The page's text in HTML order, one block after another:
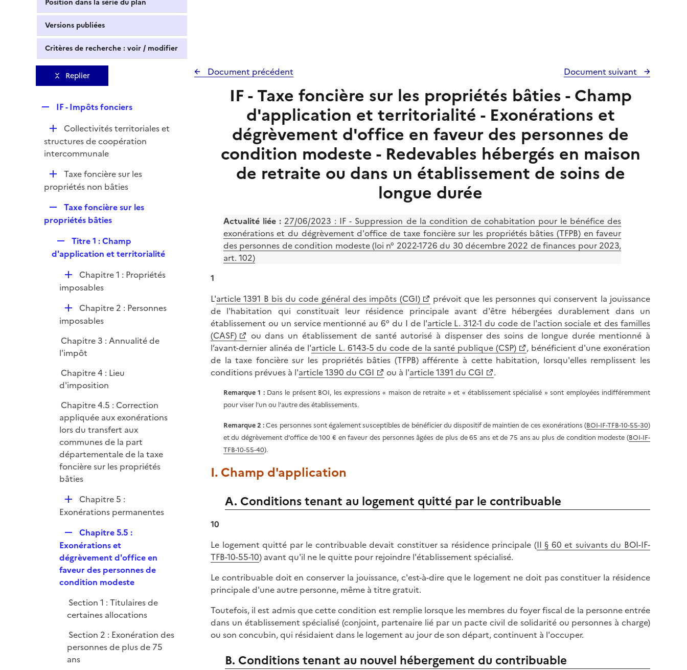
Position dans la série du plan
Versions publiées
Critères de recherche : voir / modifier
Replier
p
l
i
e
r
IF - Impôts fonciers
D
é
p
e
Collectivités territoriales et
structures de coopération
intercommunale
D
é
i
Taxe foncière sur les
propriétés non bâties
e
l
i
Taxe foncière sur les
propriétés bâties
e
l
i
e
r
Titre 1 : Champ
d'application et territorialité
D
é
i
r
Chapitre 1 : Propriétés
imposables
D
é
l
i
e
r
Chapitre 2 : Personnes
imposables
Chapitre 3 : Annualité de
l'impôt
Chapitre 4 : Lieu
d'imposition
Chapitre 4.5 : Correction
appliquée aux exonérations
lors du transfert aux
communes de la part
départementale de la taxe
foncière sur les propriétés
bâties
D
é
i
e
r
Chapitre 5 :
Exonérations permanentes
e
p
l
i
r
Chapitre 5.5 :
Exonérations et
dégrèvement d'office en
faveur des personnes de
condition modeste
Section 1 : Titulaires de
certaines allocations
Section 2 : Exonération des
personnes de plus de 75
ans
Document précédent Document suivant
IF - Taxe foncière sur les propriétés bâties - Champ
d'application et territorialité - Exonérations et
dégrèvement d'office en faveur des personnes de
condition modeste - Redevables hébergés en maison
de retraite ou dans un établissement de soins de
longue durée
Actualité liée : 27/06/2023 : IF - Suppression de la condition de cohabitation pour le bénéfice des
exonérations et du dégrèvement d'office de taxe foncière sur les propriétés bâties (TFPB) en faveur
des personnes de condition modeste (loi n° 2022-1726 du 30 décembre 2022 de finances pour 2023,
art. 102)
1
L'article 1391 B bis du code général des impôts (CGI)
prévoit que les personnes qui conservent la jouissance
de l'habitation qui constituait leur résidence principale avant d'être hébergées durablement dans un
établissement ou un service mentionné au 6° du I de l'article L. 312-1 du code de l'action sociale et des familles
(CASF)
ou dans un établissement de santé autorisé à dispenser des soins de longue durée mentionné à
l’avant-dernier alinéa de l'article L. 6143-5 du code de la santé publique (CSP)
, bénéficient d'une exonération
de la taxe foncière sur les propriétés bâties (TFPB) afférente à cette habitation, lorsqu'elles remplissent les
conditions prévues à l'article 1390 du CGI ou à l'article 1391 du CGI .
Remarque 1 :Dans le présent BOI, les expressions « maison de retraite » et « établissement spécialisé » sont employées indifféremment
pour viser l'un ou l'autre des établissements.
Remarque 2 :Ces personnes sont également susceptibles de bénéficier du dispositif de maintien de ces exonérations (BOI-IF-TFB-10-55-30)
et du dégrèvement d'office de 100 € en faveur des personnes âgées de plus de 65 ans et de 75 ans au plus de condition modeste (BOI-IF-
TFB-10-55-40).
I. Champ d'application
A. Conditions tenant au logement quitté par le contribuable
10
Le logement quitté par le contribuable devait constituer sa résidence principale (II § 60 et suivants du BOI-IF-
TFB-10-55-10) avant qu'il ne le quitte pour rejoindre l'établissement spécialisé.
Le contribuable doit en conserver la jouissance, c'est-à-dire que le logement ne doit pas constituer la résidence
principale d'une autre personne, même à titre gratuit.
Toutefois, il est admis que cette condition est remplie lorsque les membres du foyer fiscal de la personne entrée
dans un établissement spécialisé (conjoint, partenaire lié par un pacte civil de solidarité ou personnes à charge)
ou son concubin, qui résidaient dans le logement au jour de son départ, continuent à l'occuper.
B. Conditions tenant au nouvel hébergement du contribuable